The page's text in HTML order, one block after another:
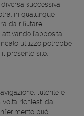
successiva
in qualunque
da rifiutare
l'apposita
utilizzo potrebbe
presente sito.
l'utente è
volta richiesti da
può